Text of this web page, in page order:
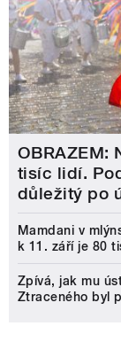
OBRAZEM:
tisíc lidí.
důležitý po
Mamdani v
k 11. září je 80
Zpívá, jak mu
Ztraceného byl